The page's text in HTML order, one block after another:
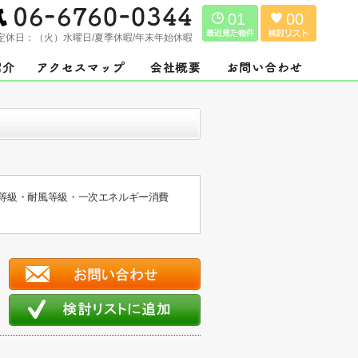
休日： （火）水曜日/夏季休暇/年末年始休暇
01 00
・耐風等級・一次エネルギー消費